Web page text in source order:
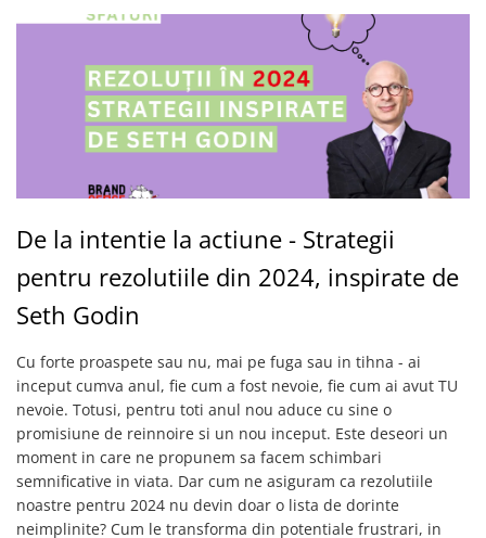
De la intentie la actiune - Strategii
pentru rezolutiile din 2024, inspirate de
Seth Godin
Cu forte proaspete sau nu, mai pe fuga sau in tihna - ai
inceput cumva anul, fie cum a fost nevoie, fie cum ai avut TU
nevoie. Totusi, pentru toti anul nou aduce cu sine o
promisiune de reinnoire si un nou inceput. Este deseori un
moment in care ne propunem sa facem schimbari
semnificative in viata. Dar cum ne asiguram ca rezolutiile
noastre pentru 2024 nu devin doar o lista de dorinte
neimplinite? Cum le transforma din potentiale frustrari, in